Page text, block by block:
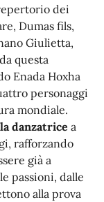
dei
Dumas fils,
Giulietta,
questa
Enada Hoxha
personaggi
mondiale.
danzatrice a
rafforzando
già a
passioni, dalle
alla prova